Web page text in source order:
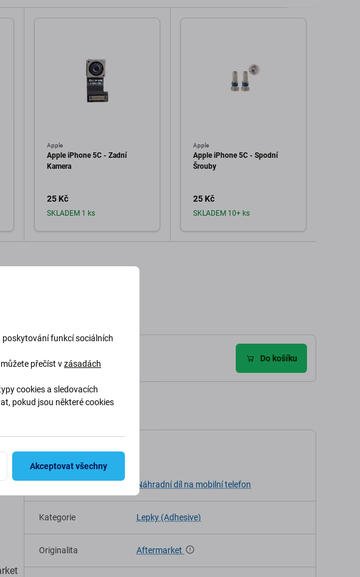
Apple
Apple iPhone 5C - Zadní
Kamera
25 Kč
SKLADEM 1 ks
Apple
Apple iPhone 5C - Spodní
Šrouby
25 Kč
SKLADEM 10+ ks
a vrácení Recenze (6) Do košíku
Specifikace
Náhradní díl na mobilní telefon
Kategorie Lepky (Adhesive)
Originalita Aftermarket
poskytování funkcí sociálních
přečíst vzásadách
cookies a sledovacích
pokud jsou některé cookies
Akceptovat všechny